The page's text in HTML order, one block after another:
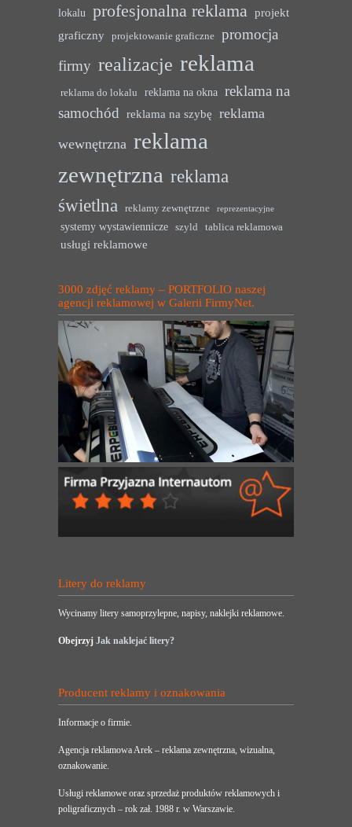
lokalu profesjonalna reklama projekt
graficzny
projektowanie graficzne
promocja
firmy realizacje reklama
reklama do lokalu reklama na okna reklama na
samochód reklama na szybę reklama
wewnętrzna reklama
zewnętrzna reklama
świetlna
reklamy zewnętrzne reprezentacyjne
systemy wystawiennicze szyld tablica reklamowa
usługi reklamowe
3000 zdjęć reklamy – PORTFOLIO naszej
agencji reklamowej w Galerii FirmyNet.
Litery do reklamy
Wycinamy litery samoprzylepne, napisy, naklejki reklamowe.
Obejrzyj Jak naklejać litery?
Producent reklamy i oznakowania
Informacje o firmie.
Agencja reklamowa Arek – reklama zewnętrzna, wizualna,
oznakowanie.
Usługi reklamowe oraz sprzedaż produktów reklamowych i
poligraficznych – rok zał. 1988 r. w Warszawie.